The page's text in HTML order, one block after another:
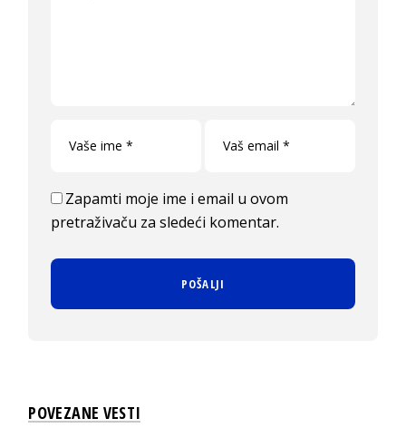
Zapamti moje ime i email u ovom
pretraživaču za sledeći komentar.
POVEZANE VESTI